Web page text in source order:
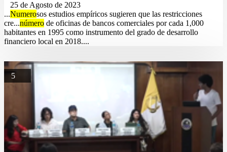
25 de Agosto de 2023
...Numerosos estudios empíricos sugieren que las restricciones
cre...número de oficinas de bancos comerciales por cada 1,000
habitantes en 1995 como instrumento del grado de desarrollo
financiero local en 2018....
5